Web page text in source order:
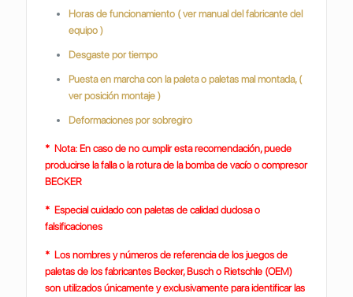
Horas de funcionamiento ( ver manual del fabricante del
equipo )
Desgaste por tiempo
Puesta en marcha con la paleta o paletas mal montada, (
ver posición montaje )
Deformaciones por sobregiro
* Nota: En caso de no cumplir esta recomendación, puede
producirse la falla o la rotura de la bomba de vacío o compresor
BECKER
* Especial cuidado con paletas de calidad dudosa o
falsificaciones
* Los nombres y números de referencia de los juegos de
paletas de los fabricantes Becker, Busch o Rietschle (OEM)
son utilizados únicamente y exclusivamente para identificar las